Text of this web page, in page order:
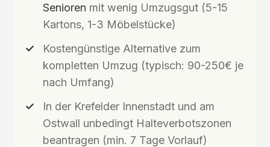
Senioren mit wenig Umzugsgut (5-15
Kartons, 1-3 Möbelstücke)
Kostengünstige Alternative zum
kompletten Umzug (typisch: 90-250€ je
nach Umfang)
In der Krefelder Innenstadt und am
Ostwall unbedingt Halteverbotszonen
beantragen (min. 7 Tage Vorlauf)